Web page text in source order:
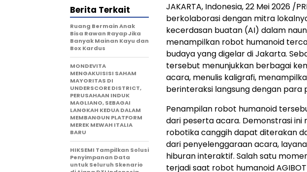
JAKARTA, Indonesia, 22 Mei 2026 /
berkolaborasi dengan mitra
kecerdasan buatan (AI) dalam
menampilkan robot humanoid
budaya yang digelar di Jakarta.
tersebut menunjukkan berbagai
acara, menulis kaligrafi,
berinteraksi langsung dengan para
Penampilan robot humanoid
dari peserta acara. Demonstrasi ini
robotika canggih dapat diterakan
dari penyelenggaraan acara,
hiburan interaktif. Salah satu
terjadi saat robot humanoid
Berita Terkait
Ruang Bermain Anak
Bisa Rawan Rayap Jika
Banyak Mainan Kayu dan
Box Kardus
MONDEVITA
MENGAKUISISI SAHAM
MAYORITAS DI
UNDERSCORE DISTRICT,
PERUSAHAAN INDUK
MAGLIANO, SEBAGAI
LANGKAH KEDUA DALAM
MEMBANGUN PLATFORM
MEREK MEWAH ITALIA
BARU
HIKSEMI Tampilkan Solusi
Penyimpanan Data
untuk Seluruh Skenario